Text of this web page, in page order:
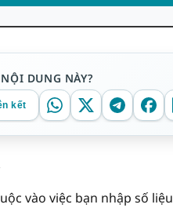
DUNG NÀY?
kết
vào việc bạn nhập số